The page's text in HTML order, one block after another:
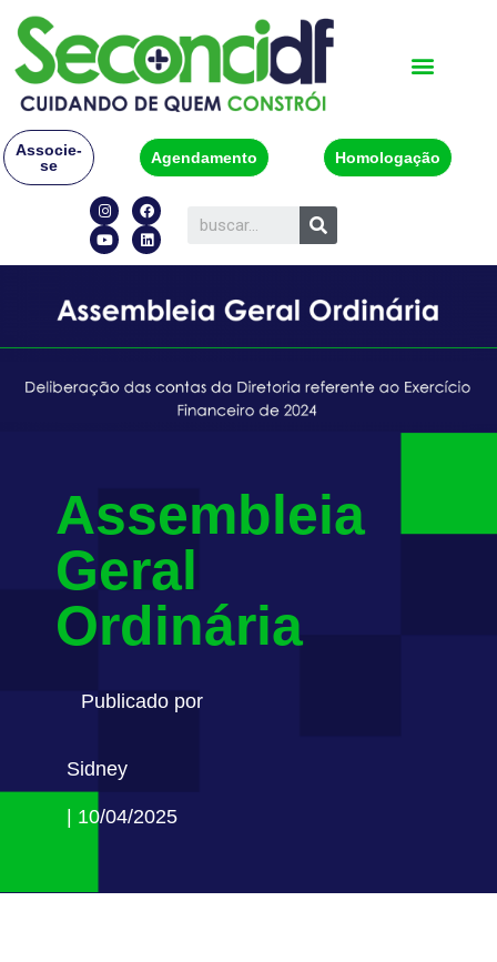
Associe-
se
Agendamento Homologação
Assembleia
Geral
Ordinária
Publicado por
Sidney
| 10/04/2025